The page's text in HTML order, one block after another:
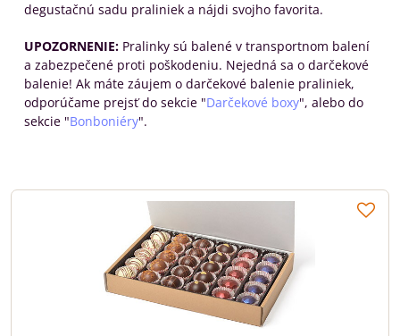
degustačnú sadu praliniek a nájdi svojho favorita.
UPOZORNENIE: Pralinky sú balené v transportnom balení
a zabezpečené proti poškodeniu. Nejedná sa o darčekové
balenie! Ak máte záujem o darčekové balenie praliniek,
odporúčame prejsť do sekcie "Darčekové boxy", alebo do
sekcie "Bonboniéry".